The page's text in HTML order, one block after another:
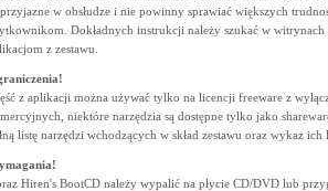
w obsłudze i nie powinny sprawiać większych
Dokładnych instrukcji należy szukać w witrynach
z zestawu.
z aplikacji można używać tylko na licencji freeware z
niektóre narzędzia są dostępne tylko jako
listę narzędzi wchodzących w skład zestawu oraz wykaz
Hiren's BootCD należy wypalić na płycie CD/DVD lub